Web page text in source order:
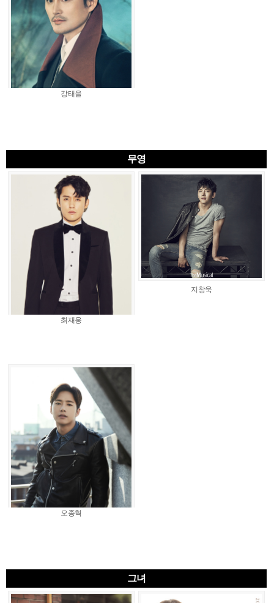
강태을
무영
최재웅
지창욱
오종혁
그녀